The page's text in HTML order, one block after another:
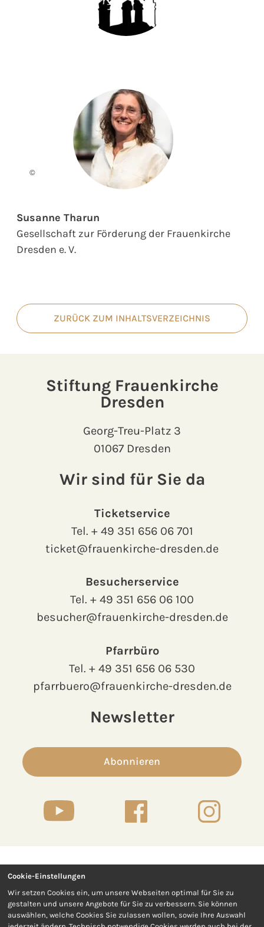
©
Susanne Tharun
Gesellschaft zur Förderung der Frauenkirche
Dresden e. V.
ZURÜCK ZUM INHALTSVERZEICHNIS
Stiftung Frauenkirche
Dresden
Georg-Treu-Platz 3
01067 Dresden
Wir sind für Sie da
Ticketservice
Tel. + 49 351 656 06 701
ticket@frauenkirche-dresden.de
Besucherservice
Tel. + 49 351 656 06 100
besucher@frauenkirche-dresden.de
Pfarrbüro
Tel. + 49 351 656 06 530
pfarrbuero@frauenkirche-dresden.de
Newsletter
Abonnieren
Kontakt
Impressum Datenschutz
Cookie-Einstellungen
Wir setzen Cookies ein, um unsere Webseiten optimal für Sie zu
gestalten und unsere Angebote für Sie zu verbessern. Sie können
auswählen, welche Cookies Sie zulassen wollen, sowie Ihre Auswahl